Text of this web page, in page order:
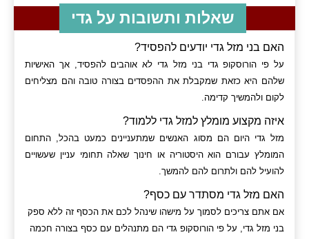
שאלות ותשובות על גדי
האם בני מזל גדי יודעים להפסיד?
על פי הורוסקופ גדי בני מזל גדי לא אוהבים להפסיד, אך האישיות
שלהם היא כזאת שמקבלת את ההפסדים בצורה טובה והם מצליחים
לקום ולהמשיך קדימה.
איזה מקצוע מומלץ למזל גדי ללמוד?
מזל גדי היום הם מסוג האנשים שמתעניינים כמעט בהכל, התחום
המומלץ עבורם הוא היסטוריה או חינוך שאלה תחומי עניין שעשויים
להועיל להם ולתרום להם להמשך.
האם מזל גדי מסתדר עם כסף?
אם אתם צריכים לסמוך על מישהו שינהל לכם את הכסף זה ללא ספק
בני מזל גדי, על פי הורוסקופ גדי הם מתנהלים עם כסף בצורה חכמה